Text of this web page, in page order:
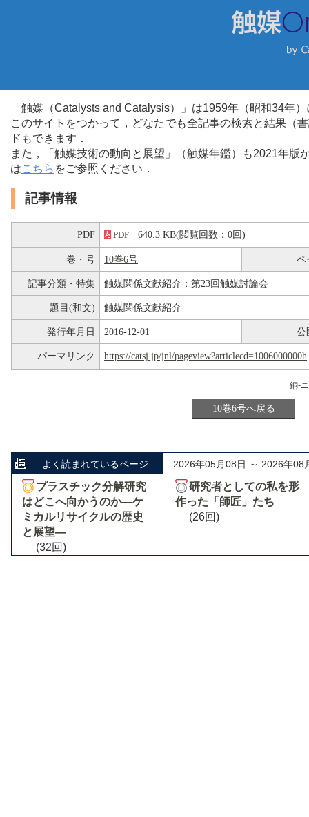
「触媒（Catalysts and Catalysis）」は1959年（昭和34年
このサイトをつかって，どなたでも全記事の検索と結果（
ドもできます．
また，「触媒技術の動向と展望」（触媒年鑑）も2021年
はこちら をご参照ください．
記事情報
PDF PDF 640.3 KB(閲覧回数：0回)
巻・号 10巻6号 ペ
記事分類・特集 触媒関係文献紹介：第23回触媒討論会
題目(和文) 触媒関係文献紹介
発行年月日 2016-12-01 公
パーマリンク https://catsj.jp/jnl/pageview?articlecd=1006000000h
銅-
10巻6号へ戻る
よく読まれているページ 2026年05月08日 ～ 2026年08
プラスチック分解研究
はどこへ向かうのか―ケ
ミカルリサイクルの歴史
と展望―
(32回)
研究者としての私を形
作った「師匠」たち
(26回)